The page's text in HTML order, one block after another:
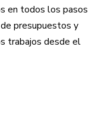
en todos los pasos
presupuestos y
trabajos desde el